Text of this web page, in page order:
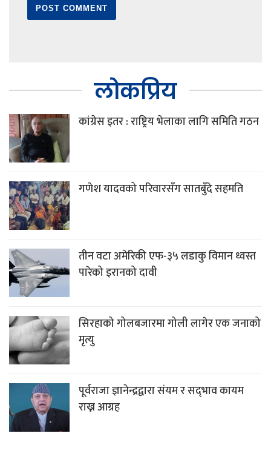
लोकप्रिय
कांग्रेस इतर : राष्ट्रिय भेलाका लागि समिति गठन
गणेश यादवको परिवारसँग सातबुँदे सहमति
तीन वटा अमेरिकी एफ-३५ लडाकु विमान ध्वस्त
पारेको इरानको दावी
सिरहाको गोलबजारमा गोली लागेर एक जनाको
मृत्यु
पूर्वराजा ज्ञानेन्द्रद्वारा संयम र सद्‌भाव कायम
राख्न आग्रह